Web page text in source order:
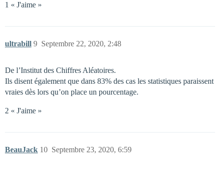
1 « J'aime »
ultrabill Septembre 22, 2020, 2:48
9
De l’Institut des Chiffres Aléatoires.
Ils disent également que dans 83% des cas les statistiques paraissent
vraies dès lors qu’on place un pourcentage.
2 « J'aime »
BeauJack Septembre 23, 2020, 6:59
10